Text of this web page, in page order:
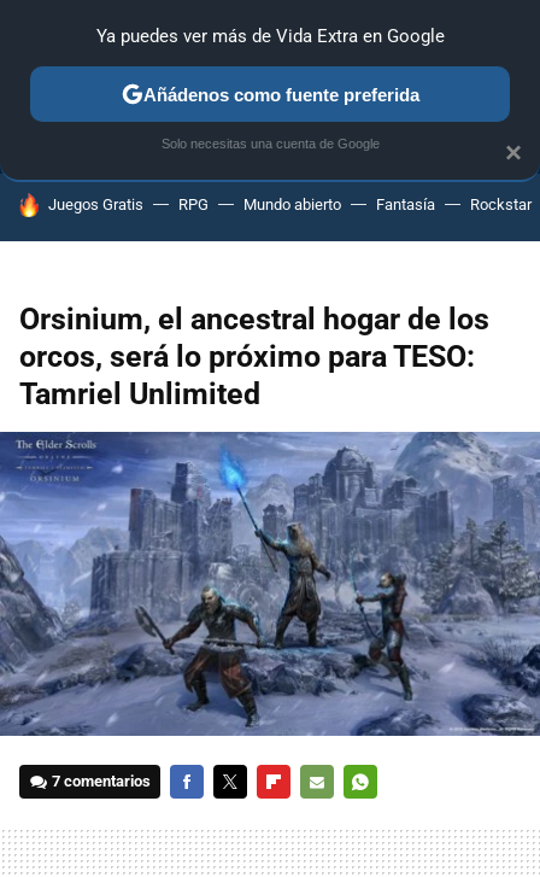
ANÁLISIS GUÍAS Y TRUCOS PC SONY NINTENDO
HOY SE HABLA DE
Juegos Gratis RPG Mundo abierto Fantasía Rockstar
Orsinium, el ancestral hogar de los
orcos, será lo próximo para TESO:
Tamriel Unlimited
7 comentarios
MAIL
×
Ya puedes ver más de Vida Extra en Google
Añádenos como fuente preferida
Solo necesitas una cuenta de Google